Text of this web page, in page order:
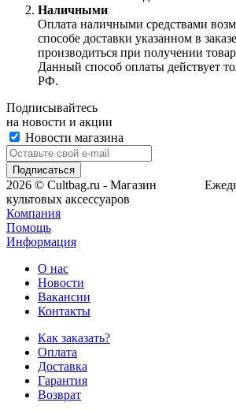
Наличными
Оплата наличными средствами
способе доставки указанном в
производиться при получении
Данный способ оплаты действует
РФ.
Подписывайтесь
на новости и акции
Новости магазина
2026 © Cultbag.ru - Магазин
культовых аксессуаров
Компания
Помощь
Информация
О нас
Новости
Вакансии
Контакты
Как заказать?
Оплата
Доставка
Гарантия
Возврат